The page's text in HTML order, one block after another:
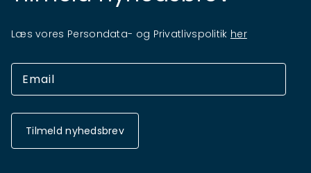
Læs vores Persondata- og Privatlivspolitik her
Tilmeld nyhedsbrev